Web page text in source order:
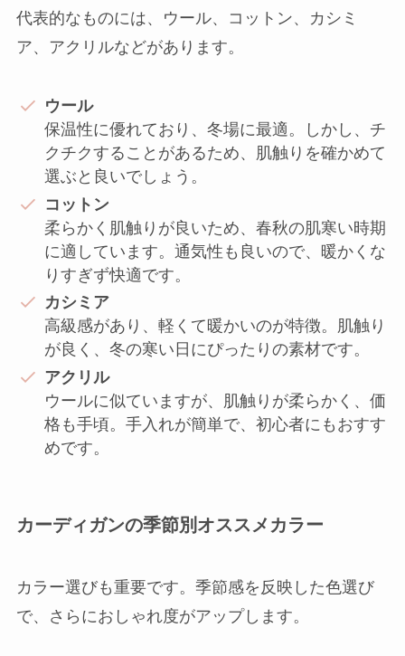
代表的なものには、ウール、コットン、カシミ
ア、アクリルなどがあります。
ウール
保温性に優れており、冬場に最適。しかし、チ
クチクすることがあるため、肌触りを確かめて
選ぶと良いでしょう。
コットン
柔らかく肌触りが良いため、春秋の肌寒い時期
に適しています。通気性も良いので、暖かくな
りすぎず快適です。
カシミア
高級感があり、軽くて暖かいのが特徴。肌触り
が良く、冬の寒い日にぴったりの素材です。
アクリル
ウールに似ていますが、肌触りが柔らかく、価
格も手頃。手入れが簡単で、初心者にもおすす
めです。
カーディガンの季節別オススメカラー
カラー選びも重要です。季節感を反映した色選び
で、さらにおしゃれ度がアップします。